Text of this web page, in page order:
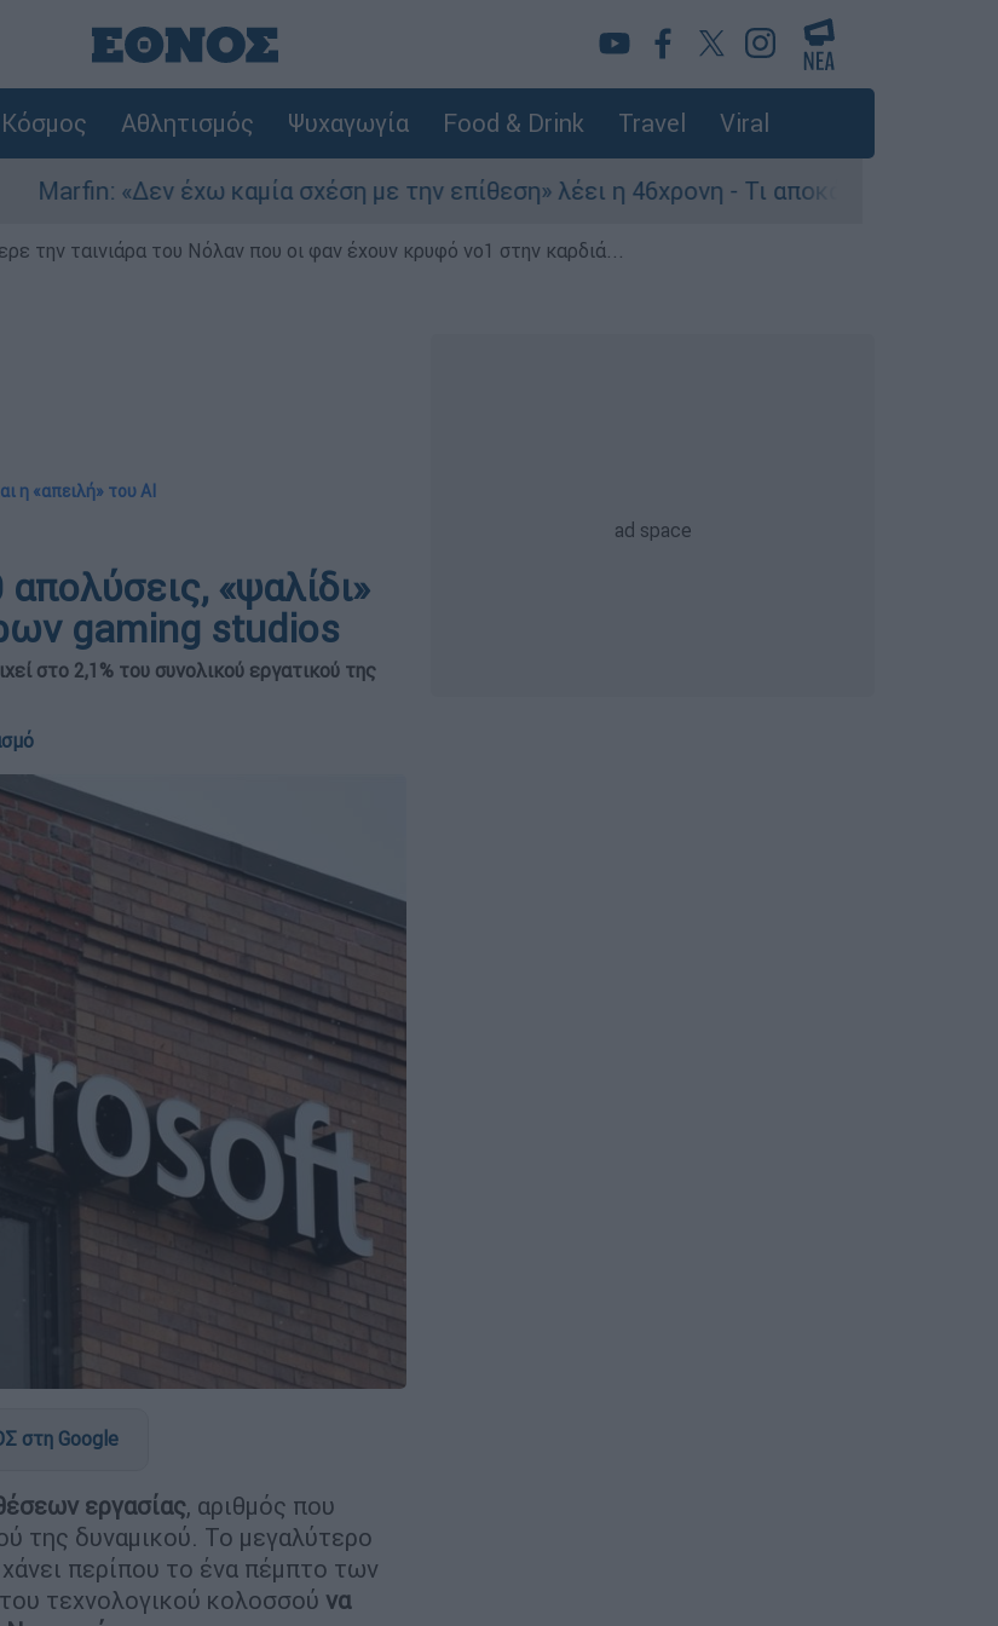
Κόσμος Αθλητισμός Ψυχαγωγία Food & Drink Travel Viral
έχω καμία σχέση με την επίθεση» λέει η 46χρονη - Τι αποκάλυψε στους αστυνομικούς
την ταινιάρα του Νόλαν που οι φαν έχουν κρυφό νο1 στην καρδιά...
η «απειλή» του AI
«ψαλίδι»
gaming studios
στο 2,1% του συνολικού εργατικού της
στη Google
εργασίας, αριθμός που
της δυναμικού. Το μεγαλύτερο
περίπου το ένα πέμπτο των
τεχνολογικού κολοσσού να